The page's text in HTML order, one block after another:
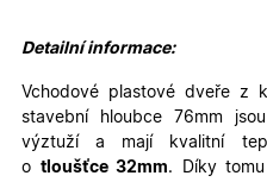
Detailní informace:
Vchodové plastové dveře z
stavební hloubce 76mm
výztuží a mají kvalitní
o tloušťce 32mm. Díky